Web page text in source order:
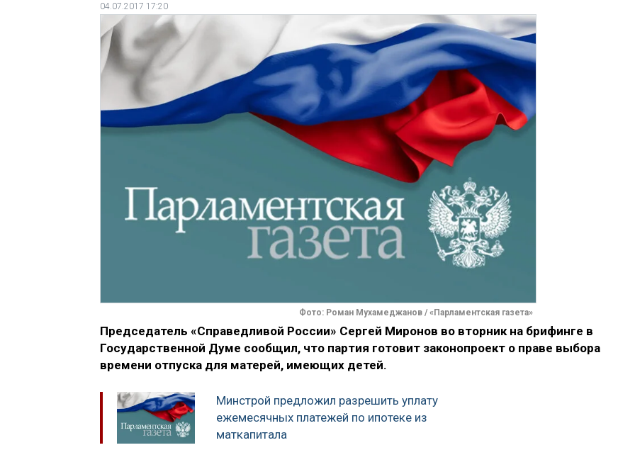
04.07.2017 17:20
Фото: Роман Мухамеджанов / «Парламентская газета»
Председатель «Справедливой России» Сергей Миронов во вторник на брифинге в
Государственной Думе сообщил, что партия готовит законопроект о праве выбора
времени отпуска для матерей, имеющих детей.
Минстрой предложил разрешить уплату
ежемесячных платежей по ипотеке из
маткапитала